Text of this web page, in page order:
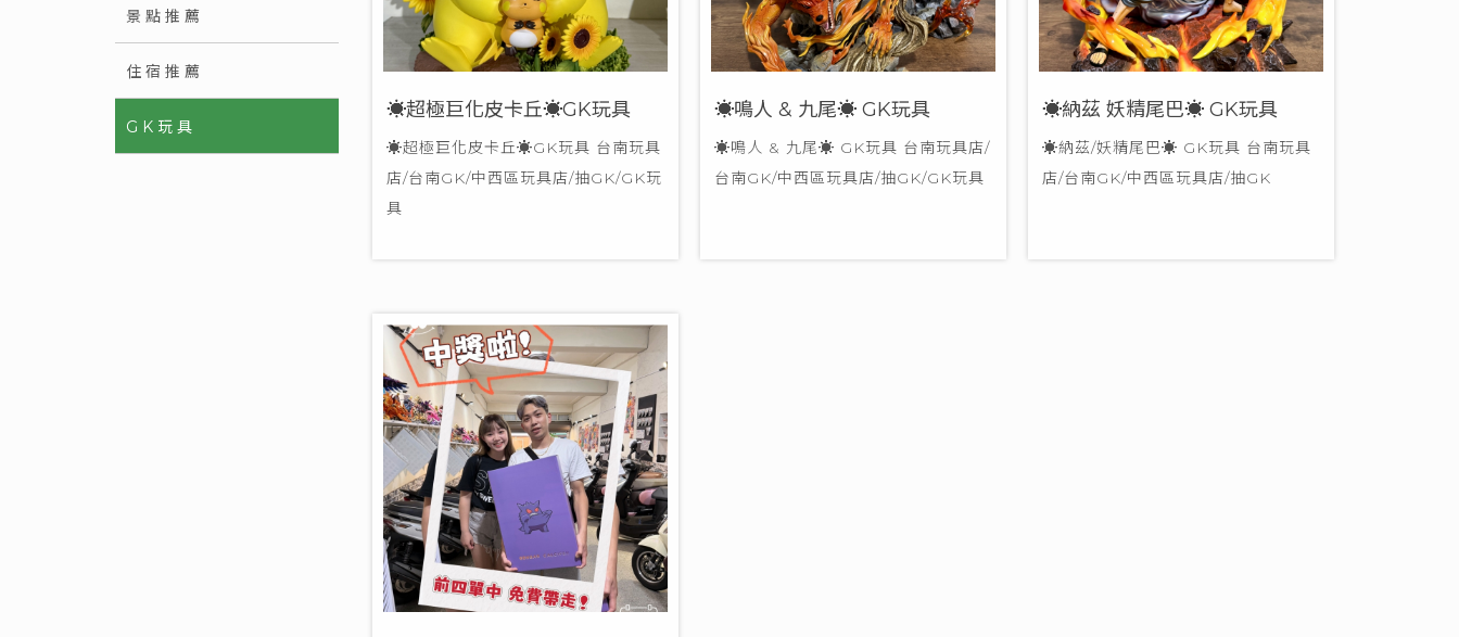
景點推薦
住宿推薦
GK玩具
☀超極巨化皮卡丘☀GK玩具
☀超極巨化皮卡丘☀GK玩具 台南玩具
店/台南GK/中西區玩具店/抽GK/GK玩
具
☀鳴人 & 九尾☀ GK玩具
☀鳴人 & 九尾☀ GK玩具 台南玩具店/
台南GK/中西區玩具店/抽GK/GK玩具
☀納茲 妖精尾巴☀ GK玩具
☀納茲/妖精尾巴☀ GK玩具 台南玩具
店/台南GK/中西區玩具店/抽GK